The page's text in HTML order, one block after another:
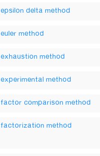
epsilon delta method
euler method
exhaustion method
experimental method
factor comparison method
factorization method